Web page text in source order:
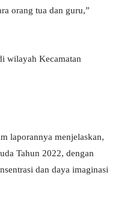
orang tua dan guru,”
wilayah Kecamatan
laporannya menjelaskan,
Tahun 2022, dengan
dan daya imaginasi